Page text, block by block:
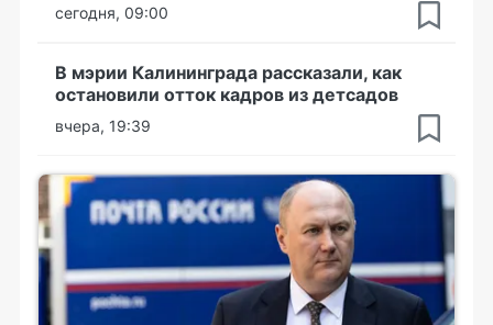
сегодня, 09:00
В мэрии Калининграда рассказали, как
остановили отток кадров из детсадов
вчера, 19:39